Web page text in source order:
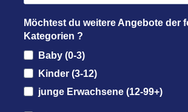
Möchtest du weitere Angebote der
Kategorien ?
Baby (0-3)
Kinder (3-12)
junge Erwachsene (12-99+)